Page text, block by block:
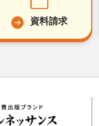
資料請求